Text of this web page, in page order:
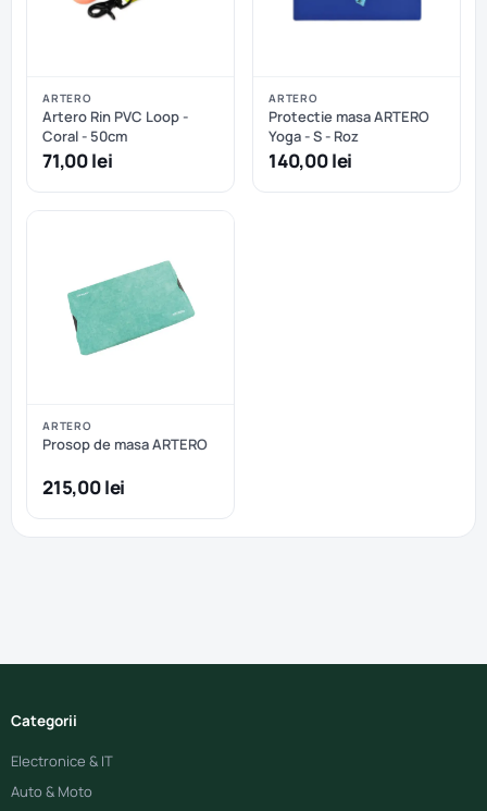
ARTERO
Artero Rin PVC Loop -
Coral - 50cm
71,00 lei
ARTERO
Protectie masa ARTERO
Yoga - S - Roz
140,00 lei
ARTERO
Prosop de masa ARTERO
215,00 lei
Categorii
Electronice & IT
Auto & Moto